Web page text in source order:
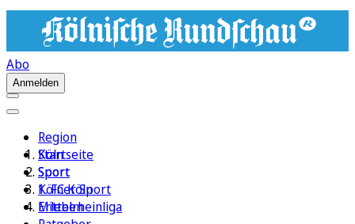
Abo
Anmelden
Region
Köln
Sport
1. FC Köln
Erleben
Startseite
Sport
Kölner Sport
Mittelrheinliga